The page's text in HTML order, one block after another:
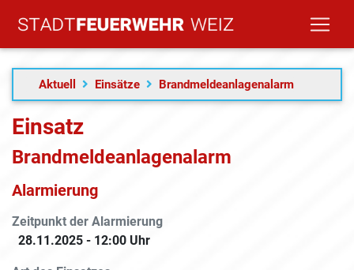
Aktuell Einsätze Brandmeldeanlagenalarm
Einsatz
Brandmeldeanlagen­alarm
Alarmierung
Zeitpunkt der Alarmierung
28.11.2025 - 12:00 Uhr